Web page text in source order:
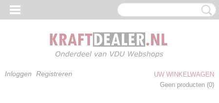
Inloggen Registreren
UW WINKELWAGEN
Geen producten (0)